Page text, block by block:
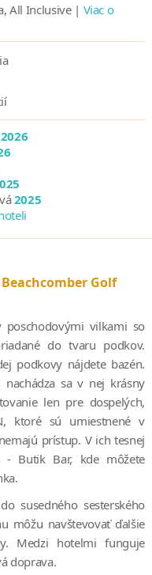
All Inclusive | Viac o
2026
2025
Golf
vilkami so
do tvaru podkov.
podkovy nájdete bazén.
sa v nej krásny
len pre dospelých,
ktoré sú umiestnené v
prístup. V ich tesnej
- Butik Bar, kde môžete
susedného sesterského
môžu navštevovať ďalšie
Medzi hotelmi funguje
doprava.